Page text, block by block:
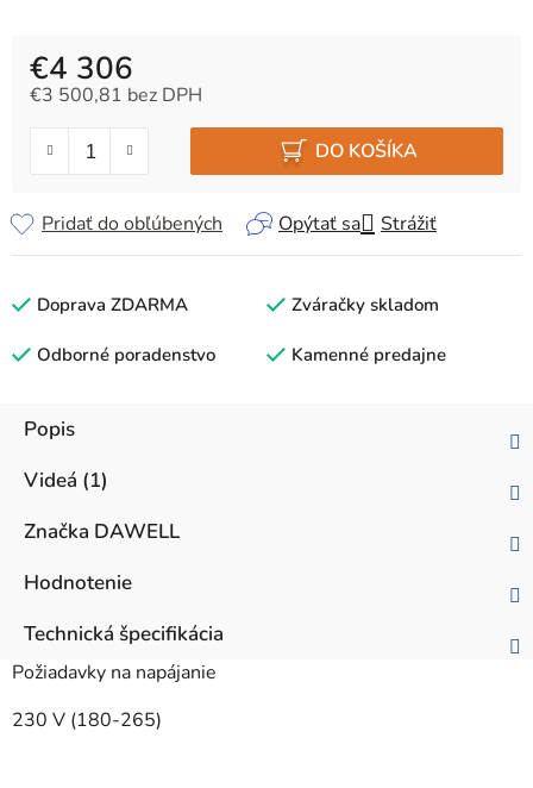
€4 306
€3 500,81 bez DPH
DO KOŠÍKA
Opýtať sa Strážiť
Pridať do obľúbených
Doprava ZDARMA Zváračky skladom
Odborné poradenstvo Kamenné predajne
Popis
Videá (1)
Značka DAWELL
Hodnotenie
Technická špecifikácia
Požiadavky na napájanie
230 V (180-265)